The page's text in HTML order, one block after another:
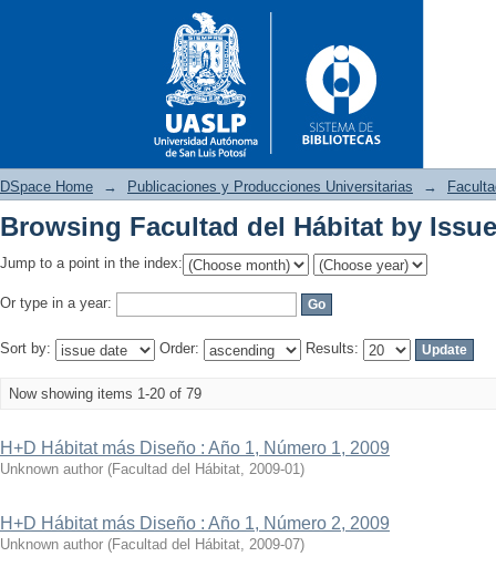
Browsing Facultad del
DSpace Home → Publicaciones y Producciones Universitarias →
Browsing Facultad del Hábitat by
Jump to a point in the index:
Or type in a year:
Sort by: Order: Results:
Now showing items 1-20 of 79
H+D Hábitat más Diseño : Año 1, Número 1, 2009
Unknown author (Facultad del Hábitat, 2009-01)
H+D Hábitat más Diseño : Año 1, Número 2, 2009
Unknown author (Facultad del Hábitat, 2009-07)